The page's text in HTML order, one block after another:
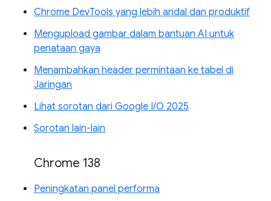
Chrome DevTools yang lebih andal dan produktif
Mengupload gambar dalam bantuan AI untuk
penataan gaya
Menambahkan header permintaan ke tabel di
Jaringan
Lihat sorotan dari Google I/O 2025
Sorotan lain-lain
Chrome 138
Peningkatan panel performa